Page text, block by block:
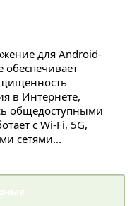
для Android-
обеспечивает
в Интернете,
общедоступными
с Wi-Fi, 5G,
сетями...